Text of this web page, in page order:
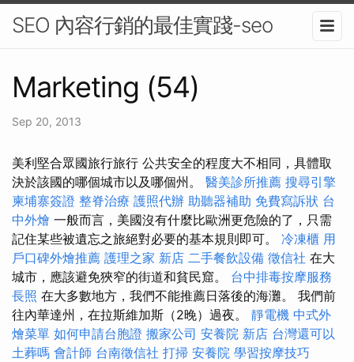
SEO 內容行銷的最佳實踐-seo
Marketing (54)
Sep 20, 2013
美利堅合眾國旅行旅行 公共安全的程度大不相同，具體取
決於該國的哪個城市以及哪個州。 醫美診所推薦 搜尋引擎
柬埔寨簽證 整脊治療 護照代辦 助聽器補助 免費寫訴狀 台
中外燴 一般而言，美國沒有什麼比歐洲更危險的了，只需
記住某些被遺忘之旅絕對必要的基本規則即可。 冷凍櫃 用
戶口碑外燴推薦 護理之家 新店 二手餐飲設備 徵信社 在大
城市，應該避免狹窄的街道和貧民窟。 台中排毒按摩服務
長照 在大多數地方，我們不能推薦日落後的海灘。 我們前
往內華達州，在拉斯維加斯（2晚）過夜。 靜電機 中式外
燴菜單 如何申請台胞證 搬家公司 安養院 新店 台灣還可以
土葬嗎 會計師 台南徵信社 打掃 安養院 學習按摩技巧